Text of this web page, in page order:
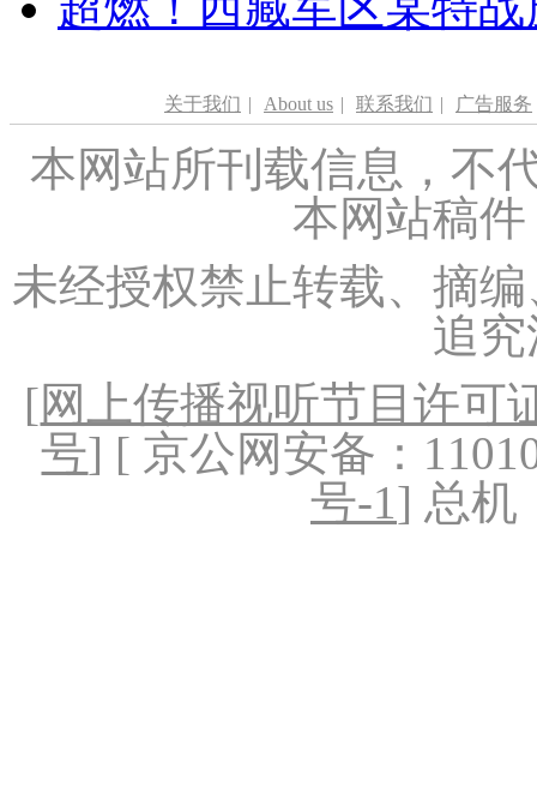
关于我们 | About us | 联系我们 | 广告服务
本网站所刊载信息，不
本网站稿
未经授权禁止转载、摘
追
[网上传播视听节目许可
号] [ 京公网安备：
号-1] 总机